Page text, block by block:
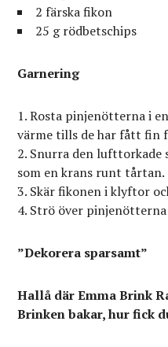
2 färska fikon
25 g rödbetschips
Garnering
Rosta pinjenötterna i
värme tills de har fått fin
Snurra den lufttorkade
som en krans runt tårtan.
Skär fikonen i klyftor
Strö över
”Dekorera sparsamt”
Hallå där Emma Brink
Brinken bakar, hur fick